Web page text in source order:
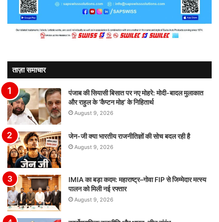
ताज़ा समाचार
पंजाब की सियासी बिसात पर नए मोहरे: मोदी-बादल मुलाकात
और राहुल के ‘कैप्टन मोह’ के निहितार्थ
August 9, 2026
जेन-जी क्या भारतीय राजनीतिज्ञों की सोच बदल रही है
August 9, 2026
IMIA का बड़ा कदम: महाराष्ट्र–गोवा FIP से जिम्मेदार मत्स्य
पालन को मिली नई रफ्तार
August 9, 2026